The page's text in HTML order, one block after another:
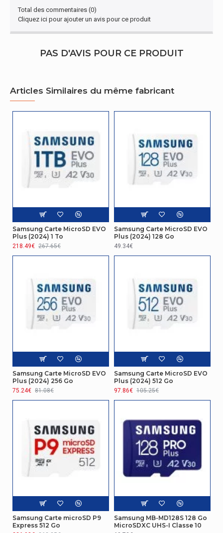
Contenu de l'emballage
Adaptateur
mémoire inclus
Capacité 256 Go
Vitesse de
lecture
200 Mo/s
Certificat
Certification CE(UKCA)/FCC/VCCI/RCM
Résistance 10000 cycles par secteur logique
Total des commentaires (0)
Cliquez ici pour ajouter un avis pour ce produit
PAS D'AVIS POUR CE PRODUIT
Articles Similaires du même fabricant
Samsung Carte MicroSD EVO
Plus (2024) 1 To
218.49€ 267.65€
Samsung Carte MicroSD EVO
Plus (2024) 128 Go
49.34€
Samsung Carte MicroSD EVO
Plus (2024) 256 Go
75.24€ 81.08€
Samsung Carte MicroSD EVO
Plus (2024) 512 Go
97.86€ 105.25€
Samsung Carte microSD P9
Express 512 Go
Samsung MB-MD128S 128 Go
MicroSDXC UHS-I Classe 10